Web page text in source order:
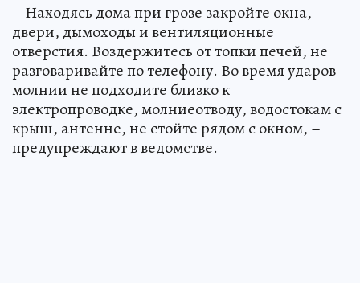
– Находясь дома при грозе закройте окна,
двери, дымоходы и вентиляционные
отверстия. Воздержитесь от топки печей, не
разговаривайте по телефону. Во время ударов
молнии не подходите близко к
электропроводке, молниеотводу, водостокам с
крыш, антенне, не стойте рядом с окном, –
предупреждают в ведомстве.